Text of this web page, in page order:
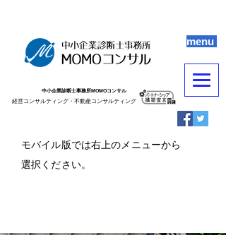
menu
中小企業診断士事務所MOMOコンサル
​​経営コンサルティング・不動産コンサルティング
​モバイル版では右上のメニューから
選択ください。